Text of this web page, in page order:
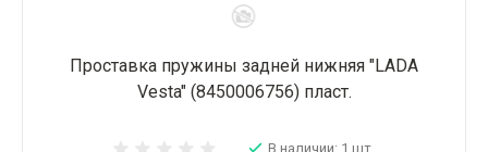
Проставка пружины задней нижняя "LADA
Vesta" (8450006756) пласт.
В наличии: 1 шт.